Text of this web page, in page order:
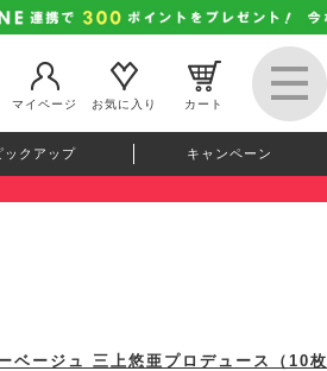
マイページ
お気に入り カート
ックアップ キャンペーン
ージュ 三上悠亜プロデュース（10枚